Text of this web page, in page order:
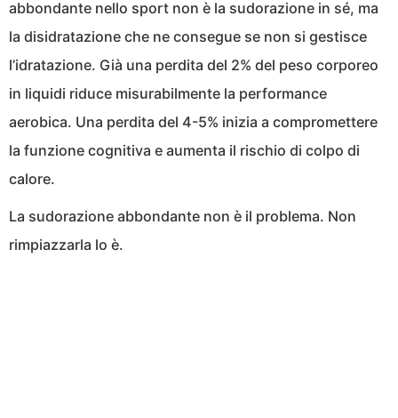
abbondante nello sport non è la sudorazione in sé, ma
la disidratazione che ne consegue se non si gestisce
l’idratazione. Già una perdita del 2% del peso corporeo
in liquidi riduce misurabilmente la performance
aerobica. Una perdita del 4-5% inizia a compromettere
la funzione cognitiva e aumenta il rischio di colpo di
calore.
La sudorazione abbondante non è il problema. Non
rimpiazzarla lo è.